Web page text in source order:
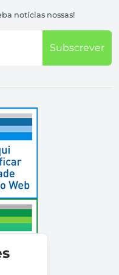
notícias nossas!
Subscrever